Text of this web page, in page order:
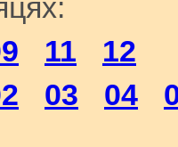
11
12
03 04